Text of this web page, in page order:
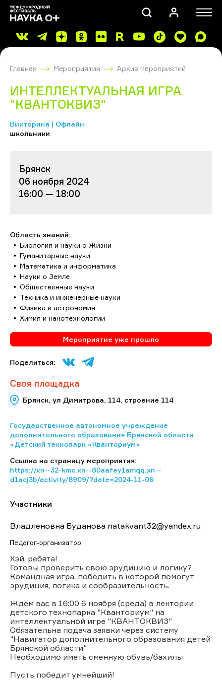
Главная Мероприятия Архив мероприятий
ИНТЕЛЛЕКТУАЛЬНАЯ ИГРА
"КВАНТОКВИЗ"
Викторина | Офлайн
школьники
Брянск
06 ноября 2024
16:00 — 18:00
Область знаний:
Биология и науки о Жизни
Гуманитарные науки
Математика и информатика
Науки о Земле
Общественные науки
Техника и инженерные науки
Физика и астрономия
Химия и нанотехнологии
Мероприятие уже прошло
Поделиться:
Своя площадка
Брянск, ул Димитрова, 114, строение 114
Государственное автономное учреждение
дополнительного образования Брянской области
«Детский технопарк «Кванториум»
Ссылка на страницу мероприятия:
https://xn--32-kmc.xn--80aafey1amqq.xn--
d1acj3b/activity/8909/?date=2024-11-06
Участники
Владленовна Буданова natakvant32@yandex.ru
Педагог-организатор
Хэй, ребята!
Готовы проверить свою эрудицию и логику?
Командная игра, победить в которой помогут
эрудиция, логика и сообразительность.
Ждём вас в 16:00 6 ноября (среда) в лектории
детского технопарка "Кванториум" на
интеллектуальной игре "КВАНТОКВИЗ"
Обязательна подача заявки через систему
"Навигатор дополнительного образования детей
Брянской области"
Необходимо иметь сменную обувь/бахилы
Пусть победит умнейший!